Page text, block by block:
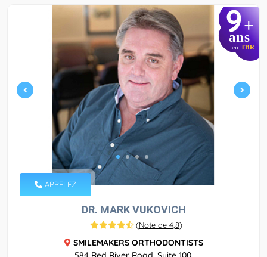
9+
ans
en TBR
APPELEZ
DR. MARK VUKOVICH
(Note de 4,8)
SMILEMAKERS ORTHODONTISTS